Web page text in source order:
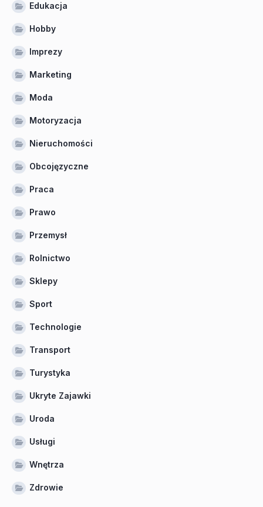
Edukacja
Hobby
Imprezy
Marketing
Moda
Motoryzacja
Nieruchomości
Obcojęzyczne
Praca
Prawo
Przemysł
Rolnictwo
Sklepy
Sport
Technologie
Transport
Turystyka
Ukryte Zajawki
Uroda
Usługi
Wnętrza
Zdrowie